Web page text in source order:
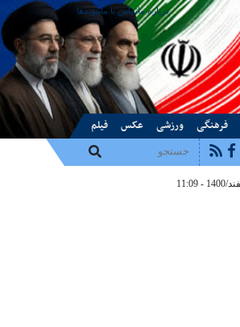
درباره ماتماس با ماپیوندها
فرهنگی ورزشی عکس فیلم